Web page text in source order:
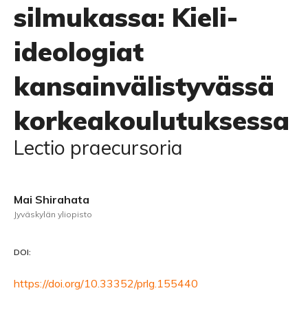
silmukassa: Kieli-
ideologiat
kansainvälistyvässä
korkeakoulutuksessa
Lectio praecursoria
Mai Shirahata
Jyväskylän yliopisto
DOI:
https://doi.org/10.33352/prlg.155440